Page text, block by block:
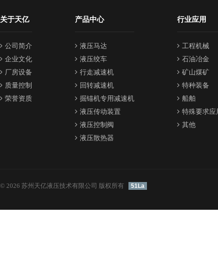
关于天亿
公司简介
企业文化
厂房设备
质量控制
荣誉资质
产品中心
液压马达
液压绞车
行走减速机
回转减速机
掘锚机专用减速机
液压传动装置
液压控制阀
液压散热器
行业应用
工程机械
石油冶金
矿山煤矿
特种装备
船舶
特殊要求应
其他
© 2026 苏州天亿液压技术有限公司 版权所有 51La